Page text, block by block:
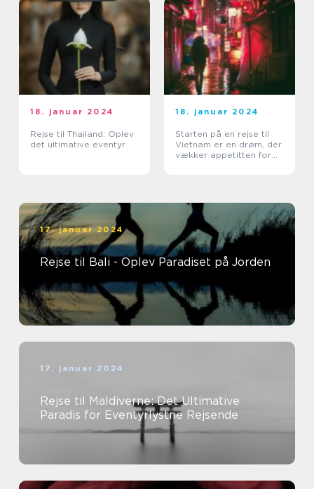
18. januar 2024
Rejse til Thailand: Oplev
det ultimative eventyr
18. januar 2024
Starten på en rejse til
Vietnam er en drøm, der
vækker appetitten for
17. januar 2024
Rejse til Bali - Oplev Paradiset på Jorden
17. januar 2024
Rejse til Maldiverne: Det Ultimative
Paradis for Eventyrlystne Rejsende